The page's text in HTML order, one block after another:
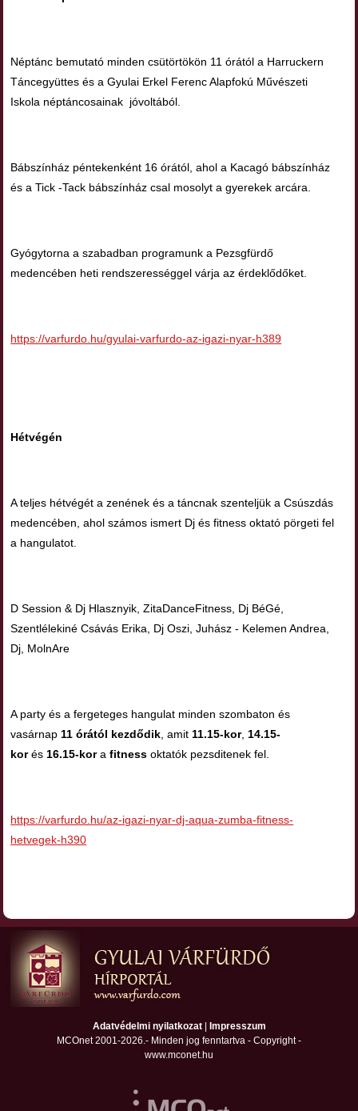
Néptánc bemutató minden csütörtökön 11 órától a Harruckern
Táncegyüttes és a Gyulai Erkel Ferenc Alapfokú Művészeti
Iskola néptáncosainak jóvoltából.
Bábszínház péntekenként 16 órától, ahol a Kacagó bábszínház
és a Tick -Tack bábszínház csal mosolyt a gyerekek arcára.
Gyógytorna a szabadban programunk a Pezsgfürdő
medencében heti rendszerességgel várja az érdeklődőket.
https://varfurdo.hu/gyulai-varfurdo-az-igazi-nyar-h389
Hétvégén
A teljes hétvégét a zenének és a táncnak szenteljük a Csúszdás
medencében, ahol számos ismert Dj és fitness oktató pörgeti fel
a hangulatot.
D Session & Dj Hlasznyik, ZitaDanceFitness, Dj BéGé,
Szentlélekiné Csávás Erika, Dj Oszi, Juhász - Kelemen Andrea,
Dj, MolnAre
A party és a fergeteges hangulat minden szombaton és
vasárnap 11 órától kezdődik , amit 11.15-kor, 14.15-
korés 16.15-korafitnessoktatók pezsditenek fel.
https://varfurdo.hu/az-igazi-nyar-dj-aqua-zumba-fitness-
hetvegek-h390
Adatvédelmi nyilatkozat
Impresszum
MCOnet 2001-2026.- Minden jog fenntartva - Copyright -
www.mconet.hu